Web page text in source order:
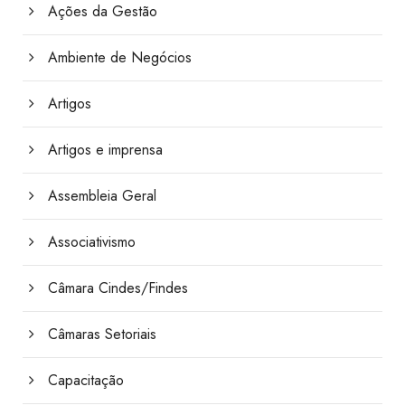
Ações da Gestão
Ambiente de Negócios
Artigos
Artigos e imprensa
Assembleia Geral
Associativismo
Câmara Cindes/Findes
Câmaras Setoriais
Capacitação